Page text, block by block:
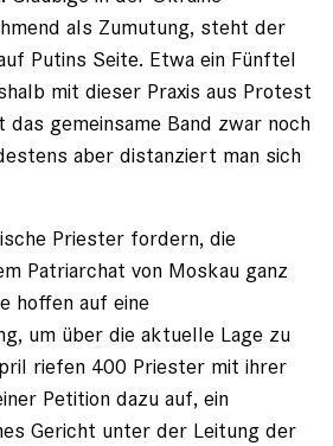
als Zumutung, steht der
Putins Seite. Etwa ein Fünftel
mit dieser Praxis aus Protest
gemeinsame Band zwar noch
aber distanziert man sich
Priester fordern, die
Patriarchat von Moskau ganz
hoffen auf eine
um über die aktuelle Lage zu
riefen 400 Priester mit ihrer
Petition dazu auf, ein
Gericht unter der Leitung der